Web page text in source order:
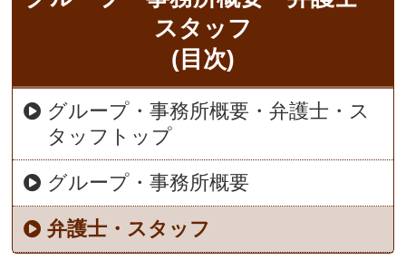
スタッフ
(目次)
グループ・事務所概要・弁護士・ス
タッフトップ
グループ・事務所概要
弁護士・スタッフ